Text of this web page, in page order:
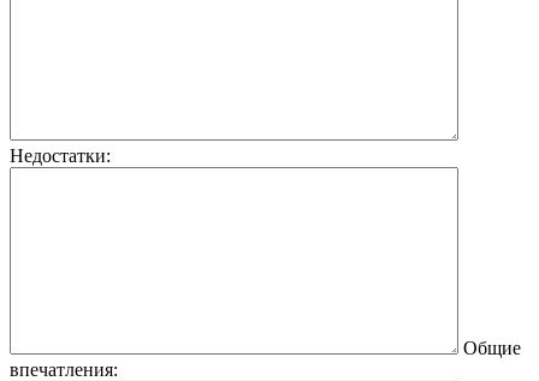
Недостатки:
Общие
впечатления: